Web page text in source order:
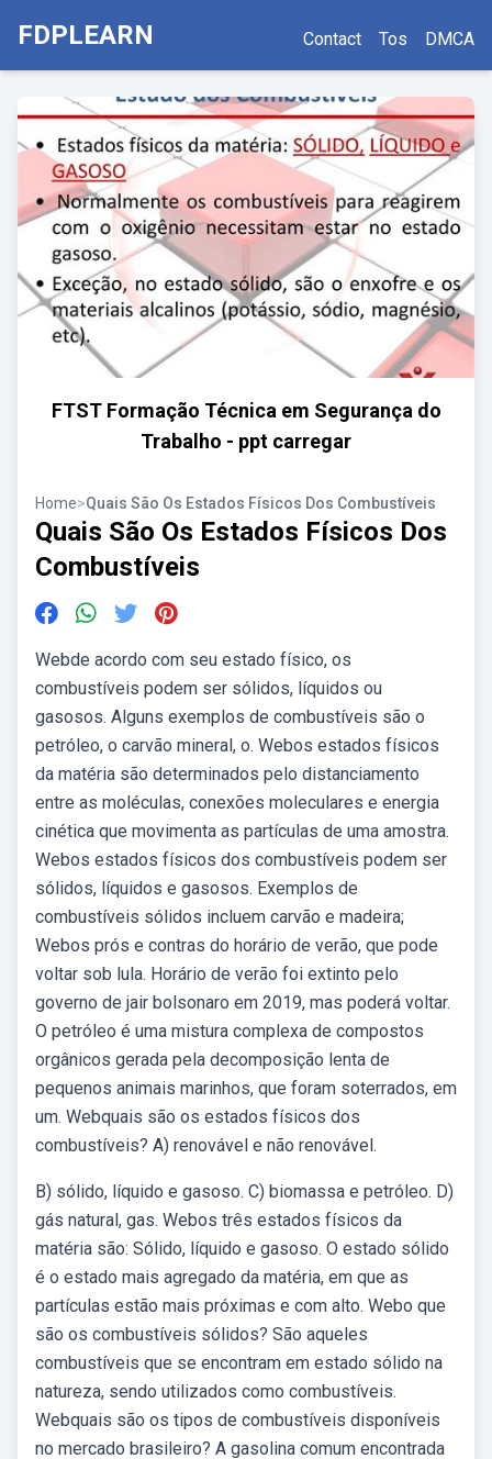
FDPLEARN Contact Tos DMCA
FTST Formação Técnica em Segurança do
Trabalho - ppt carregar
Home>Quais São Os Estados Físicos Dos Combustíveis
Quais São Os Estados Físicos Dos
Combustíveis
Webde acordo com seu estado físico, os
combustíveis podem ser sólidos, líquidos ou
gasosos. Alguns exemplos de combustíveis são o
petróleo, o carvão mineral, o. Webos estados físicos
da matéria são determinados pelo distanciamento
entre as moléculas, conexões moleculares e energia
cinética que movimenta as partículas de uma amostra.
Webos estados físicos dos combustíveis podem ser
sólidos, líquidos e gasosos. Exemplos de
combustíveis sólidos incluem carvão e madeira;
Webos prós e contras do horário de verão, que pode
voltar sob lula. Horário de verão foi extinto pelo
governo de jair bolsonaro em 2019, mas poderá voltar.
O petróleo é uma mistura complexa de compostos
orgânicos gerada pela decomposição lenta de
pequenos animais marinhos, que foram soterrados, em
um. Webquais são os estados físicos dos
combustíveis? A) renovável e não renovável.
B) sólido, líquido e gasoso. C) biomassa e petróleo. D)
gás natural, gas. Webos três estados físicos da
matéria são: Sólido, líquido e gasoso. O estado sólido
é o estado mais agregado da matéria, em que as
partículas estão mais próximas e com alto. Webo que
são os combustíveis sólidos? São aqueles
combustíveis que se encontram em estado sólido na
natureza, sendo utilizados como combustíveis.
Webquais são os tipos de combustíveis disponíveis
no mercado brasileiro? A gasolina comum encontrada